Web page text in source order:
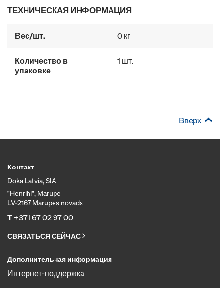
ТЕХНИЧЕСКАЯ ИНФОРМАЦИЯ
Вес/шт. 0 кг
Количество в
упаковке
1 шт.
Вверх
Контакт
Doka Latvia, SIA
"Henrihi", Mārupe
LV-2167 Mārupes novads
T+371 67 02 97 00
СВЯЗАТЬСЯ СЕЙЧАС
Дополнительная информация
Интернет-поддержка